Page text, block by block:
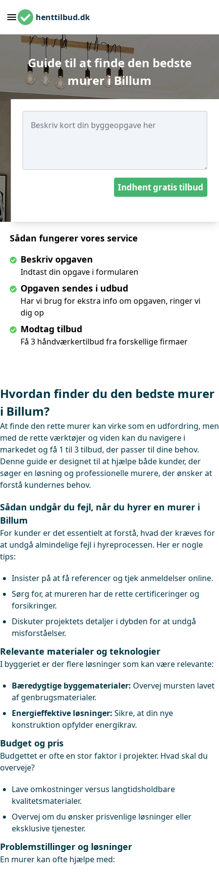
henttilbud.dk
Guide til at finde den bedste
murer i Billum
Sådan fungerer vores service
Beskriv opgaven
Indtast din opgave i formularen
Opgaven sendes i udbud
Har vi brug for ekstra info om opgaven, ringer vi
dig op
Modtag tilbud
Få 3 håndværkertilbud fra forskellige firmaer
Indhent gratis tilbud
Hvordan finder du den bedste murer
i Billum?
At finde den rette murer kan virke som en udfordring, men
med de rette værktøjer og viden kan du navigere i
markedet og få 1 til 3 tilbud, der passer til dine behov.
Denne guide er designet til at hjælpe både kunder, der
søger en løsning og professionelle murere, der ønsker at
forstå kundernes behov.
Sådan undgår du fejl, når du hyrer en murer i
Billum
For kunder er det essentielt at forstå, hvad der kræves for
at undgå almindelige fejl i hyreprocessen. Her er nogle
tips:
Insister på at få referencer og tjek anmeldelser online.
Sørg for, at mureren har de rette certificeringer og
forsikringer.
Diskuter projektets detaljer i dybden for at undgå
misforståelser.
Relevante materialer og teknologier
I byggeriet er der flere løsninger som kan være relevante:
Bæredygtige byggematerialer: Overvej mursten lavet
af genbrugsmaterialer.
Energieffektive løsninger: Sikre, at din nye
konstruktion opfylder energikrav.
Budget og pris
Budgettet er ofte en stor faktor i projekter. Hvad skal du
overveje?
Lave omkostninger versus langtidsholdbare
kvalitetsmaterialer.
Overvej om du ønsker prisvenlige løsninger eller
eksklusive tjenester.
Problemstillinger og løsninger
En murer kan ofte hjælpe med: